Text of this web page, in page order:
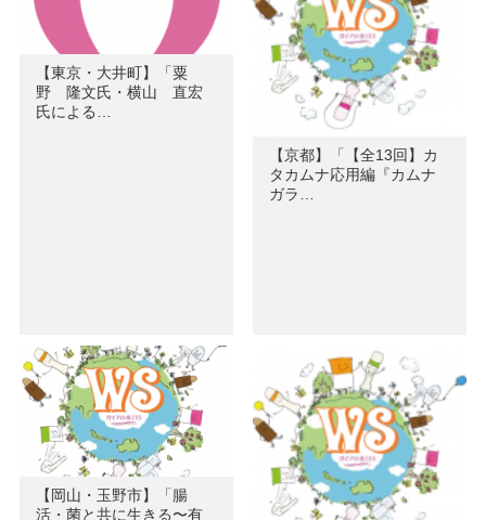
【東京・大井町】「粟
野 隆文氏・横山 直宏
氏による…
【京都】「【全13回】カ
タカムナ応用編『カムナ
ガラ…
【岡山・玉野市】「腸
活・菌と共に生きる〜有